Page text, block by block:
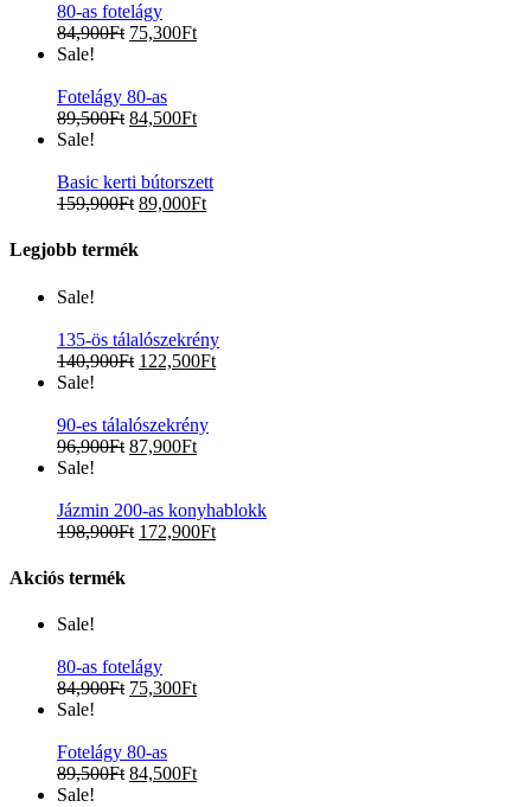
80-as fotelágy
84,900Ft 75,300Ft
Sale!
Fotelágy 80-as
89,500Ft 84,500Ft
Sale!
Basic kerti bútorszett
159,900Ft 89,000Ft
Legjobb termék
Sale!
135-ös tálalószekrény
140,900Ft 122,500Ft
Sale!
90-es tálalószekrény
96,900Ft 87,900Ft
Sale!
Jázmin 200-as konyhablokk
198,900Ft 172,900Ft
Akciós termék
Sale!
80-as fotelágy
84,900Ft 75,300Ft
Sale!
Fotelágy 80-as
89,500Ft 84,500Ft
Sale!